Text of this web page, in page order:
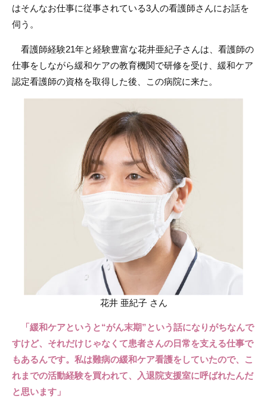
はそんなお仕事に従事されている3人の看護師さんにお話を
伺う。
看護師経験21年と経験豊富な花井亜紀子さんは、看護師の
仕事をしながら緩和ケアの教育機関で研修を受け、緩和ケア
認定看護師の資格を取得した後、この病院に来た。
花井 亜紀子 さん
「緩和ケアというと“がん末期”という話になりがちなんで
すけど、それだけじゃなくて患者さんの日常を支える仕事で
もあるんです。私は難病の緩和ケア看護をしていたので、こ
れまでの活動経験を買われて、入退院支援室に呼ばれたんだ
と思います」